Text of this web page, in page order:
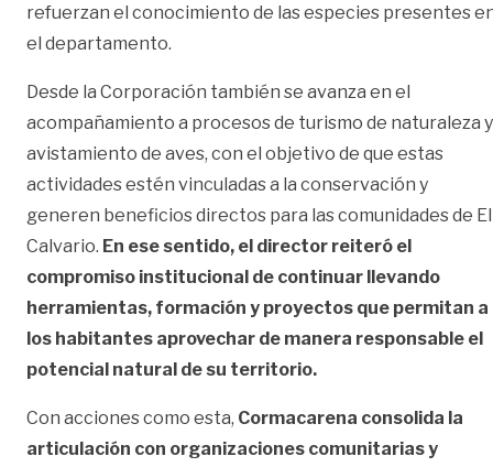
refuerzan el conocimiento de las especies presentes
el departamento.
Desde la Corporación también se avanza en el
acompañamiento a procesos de turismo de naturaleza y
avistamiento de aves, con el objetivo de que estas
actividades estén vinculadas a la conservación y
generen beneficios directos para las comunidades de El
Calvario. En ese sentido, el director reiteró el
compromiso institucional de continuar llevando
herramientas, formación y proyectos que permitan a
los habitantes aprovechar de manera responsable el
potencial natural de su territorio.
Con acciones como esta, Cormacarena consolida la
articulación con organizaciones comunitarias y